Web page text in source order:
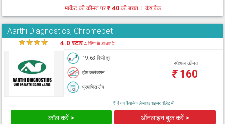
मार्केट की कीमत पर₹ 40 की बचत + कैशबैक
Aarthi Diagnostics, Chromepet
★★★★ 4.0 स्टार4 रेटिंग के आधार पे
19.63 किमी दूर
होम कलेक्शन
प्रमाणित लैब
स्पेशल कीमत
₹160
₹ 4 का कैशबैक लैब्सएडवाइजर वॉलेट में
कॉल करें > ऑनलाइन बुक करें >